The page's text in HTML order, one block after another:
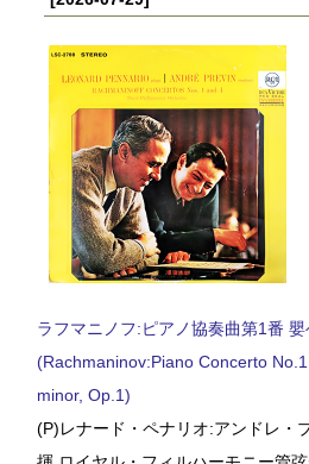
ラフマニノフ:ピアノ協奏曲第1番
(Rachmaninov:Piano Concerto
minor, Op.1)
(P)レナード・ペナリオ:アンドレ・